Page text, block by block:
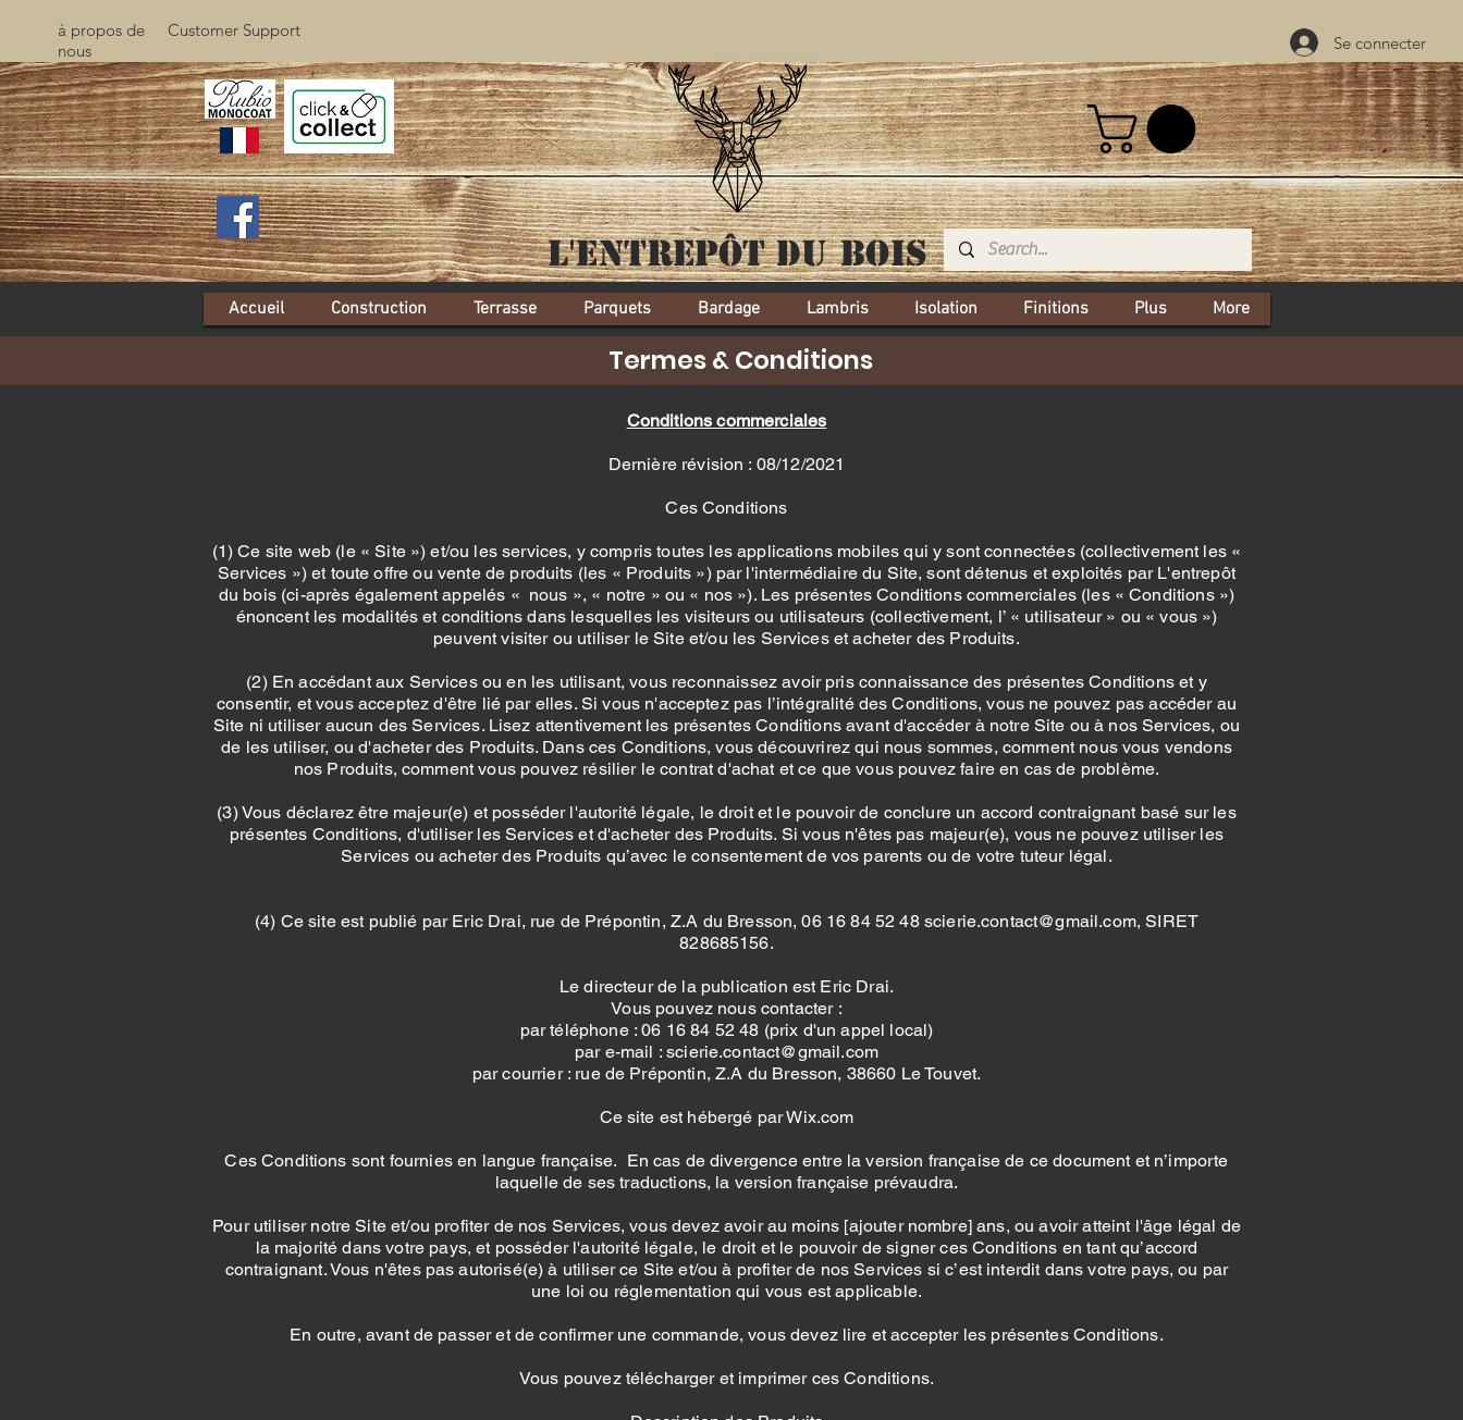
Se connecter
à propos de
nous
Customer Support
L'entrepôt du bois
Accueil Construction Terrasse Parquets Bardage Lambris Isolation Finitions Plus More
Termes & Conditions
Conditions commerciales
Dernière révision : 08/12/2021
Ces Conditions
(1) Ce site web (le « Site ») et/ou les services, y compris toutes les applications mobiles qui y sont connectées (collectivement les «
Services ») et toute offre ou vente de produits (les « Produits ») par l'intermédiaire du Site, sont détenus et exploités par L'entrepôt
du bois (ci-après également appelés « nous », « notre » ou « nos »). Les présentes Conditions commerciales (les « Conditions »)
énoncent les modalités et conditions dans lesquelles les visiteurs ou utilisateurs (collectivement, l’ « utilisateur » ou « vous »)
peuvent visiter ou utiliser le Site et/ou les Services et acheter des Produits.
(2) En accédant aux Services ou en les utilisant, vous reconnaissez avoir pris connaissance des présentes Conditions et y
consentir, et vous acceptez d'être lié par elles. Si vous n'acceptez pas l’intégralité des Conditions, vous ne pouvez pas accéder au
Site ni utiliser aucun des Services. Lisez attentivement les présentes Conditions avant d'accéder à notre Site ou à nos Services, ou
de les utiliser, ou d'acheter des Produits. Dans ces Conditions, vous découvrirez qui nous sommes, comment nous vous vendons
nos Produits, comment vous pouvez résilier le contrat d'achat et ce que vous pouvez faire en cas de problème.
(3) Vous déclarez être majeur(e) et posséder l'autorité légale, le droit et le pouvoir de conclure un accord contraignant basé sur les
présentes Conditions, d'utiliser les Services et d'acheter des Produits. Si vous n'êtes pas majeur(e), vous ne pouvez utiliser les
Services ou acheter des Produits qu’avec le consentement de vos parents ou de votre tuteur légal.
(4) Ce site est publié par Eric Drai, rue de Prépontin, Z.A du Bresson, 06 16 84 52 48 scierie.contact@gmail.com, SIRET
828685156.
Le directeur de la publication est Eric Drai.
Vous pouvez nous contacter :
par téléphone : 06 16 84 52 48 (prix d'un appel local)
par e-mail : scierie.contact@gmail.com
par courrier : rue de Prépontin, Z.A du Bresson, 38660 Le Touvet.
Ce site est hébergé par Wix.com
Ces Conditions sont fournies en langue française. En cas de divergence entre la version française de ce document et n’importe
laquelle de ses traductions, la version française prévaudra.
Pour utiliser notre Site et/ou profiter de nos Services, vous devez avoir au moins [ajouter nombre] ans, ou avoir atteint l'âge légal de
la majorité dans votre pays, et posséder l'autorité légale, le droit et le pouvoir de signer ces Conditions en tant qu’accord
contraignant. Vous n'êtes pas autorisé(e) à utiliser ce Site et/ou à profiter de nos Services si c’est interdit dans votre pays, ou par
une loi ou réglementation qui vous est applicable.
En outre, avant de passer et de confirmer une commande, vous devez lire et accepter les présentes Conditions.
Vous pouvez télécharger et imprimer ces Conditions.